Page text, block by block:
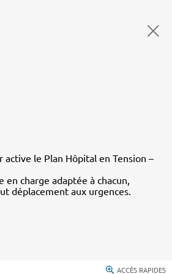
active le Plan Hôpital en Tension –
en charge adaptée à chacun,
déplacement aux urgences.
ACCÈS RAPIDES